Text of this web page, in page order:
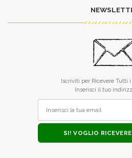
Iscriviti per Ricevere Tutti
Inserisci il tuo
SI! VOGLIO